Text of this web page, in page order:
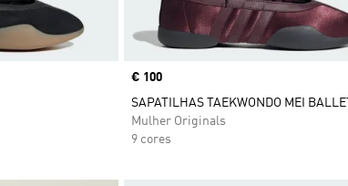
Price
€ 100
SAPATILHAS TAEKWONDO MEI BALLET
Mulher Originals
9 cores